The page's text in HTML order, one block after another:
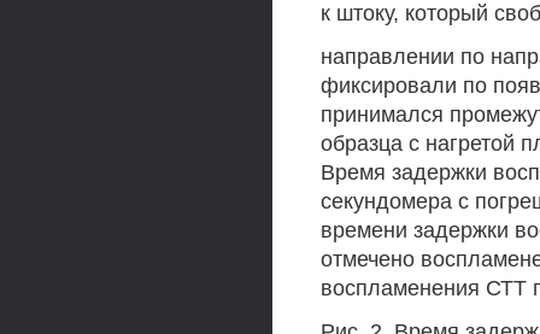
к штоку, который
направлении по
фиксировали по
принимался
образца с нагретой
Время задержки
секундомера с
времени задержки
отмечено
воспламенения СТТ